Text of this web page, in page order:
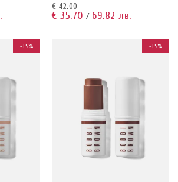
€ 42.00
€ 35.70 / 69.82 лв.
-15% -15%